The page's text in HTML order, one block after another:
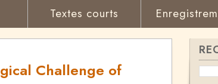
Textes courts
Challenge of